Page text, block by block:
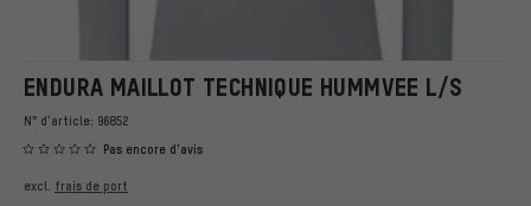
ENDURA MAILLOT TECHNIQUE HUMMVEE L/S
N° d'article: 96852
Pas encore d'avis
excl. frais de port